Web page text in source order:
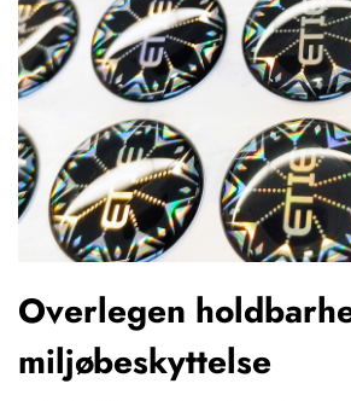
Overlegen
miljøbeskyttelse